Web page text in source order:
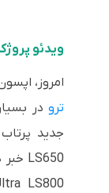
ویدئو
امروز،
ترودر